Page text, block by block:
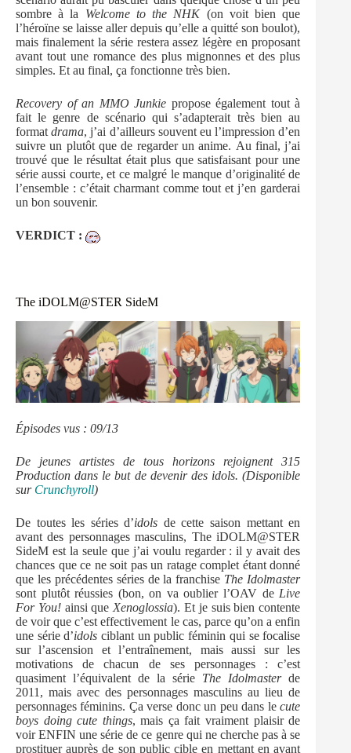
sombre à la Welcome to the NHK(on voit bien que
l’héroïne se laisse aller depuis qu’elle a quitté son boulot),
mais finalement la série restera assez légère en proposant
avant tout une romance des plus mignonnes et des plus
simples. Et au final, ça fonctionne très bien.
Recovery of an MMO Junkie propose également tout à
fait le genre de scénario qui s’adapterait très bien au
formatdrama, j’ai d’ailleurs souvent eu l’impression d’en
suivre un plutôt que de regarder un anime. Au final, j’ai
trouvé que le résultat était plus que satisfaisant pour une
série aussi courte, et ce malgré le manque d’originalité de
l’ensemble : c’était charmant comme tout et j’en garderai
un bon souvenir.
VERDICT :
The iDOLM@STER SideM
Épisodes vus : 09/13
De jeunes artistes de tous horizons rejoignent 315
Production dans le but de devenir des idols. (Disponible
sur Crunchyroll)
De toutes les séries d’idols de cette saison mettant en
avant des personnages masculins, The iDOLM@STER
SideM est la seule que j’ai voulu regarder : il y avait des
chances que ce ne soit pas un ratage complet étant donné
que les précédentes séries de la franchise The Idolmaster
sont plutôt réussies (bon, on va oublier l’OAV de Live
For You!ainsi que Xenoglossia). Et je suis bien contente
de voir que c’est effectivement le cas, parce qu’on a enfin
une série d’idols ciblant un public féminin qui se focalise
sur l’ascension et l’entraînement, mais aussi sur les
motivations de chacun de ses personnages : c’est
quasiment l’équivalent de la série The Idolmasterde
2011, mais avec des personnages masculins au lieu de
personnages féminins. Ça verse donc un peu dans lecute
boys doing cute things, mais ça fait vraiment plaisir de
voir ENFIN une série de ce genre qui ne cherche pas à se
prostituer auprès de son public cible en mettant en avant